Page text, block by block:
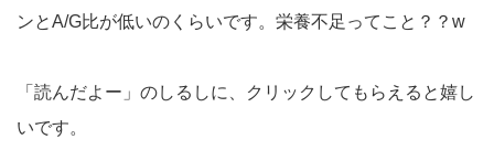
ンとA/G比が低いのくらいです。栄養不足ってこと？？w
「読んだよー」のしるしに、クリックしてもらえると嬉し
いです。